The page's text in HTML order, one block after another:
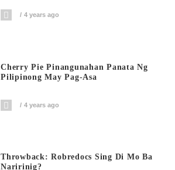
4 years ago
Cherry Pie Pinangunahan Panata Ng
Pilipinong May Pag-Asa
4 years ago
Throwback: Robredocs Sing Di Mo Ba
Naririnig?